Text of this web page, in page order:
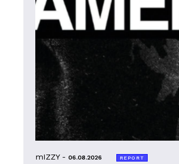
mIZZY - 06.08.2026 REPORT